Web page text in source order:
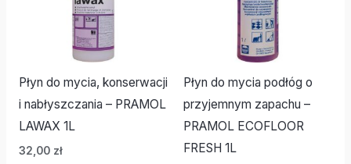
Płyn do mycia, konserwacji
i nabłyszczania – PRAMOL
LAWAX 1L
32,00 zł
Płyn do mycia podłóg o
przyjemnym zapachu –
PRAMOL ECOFLOOR
FRESH 1L